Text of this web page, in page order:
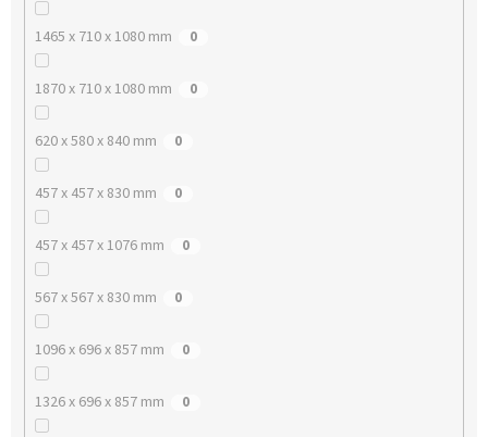
1465 x 710 x 1080 mm 0
1870 x 710 x 1080 mm 0
620 x 580 x 840 mm 0
457 x 457 x 830 mm 0
457 x 457 x 1076 mm 0
567 x 567 x 830 mm 0
1096 x 696 x 857 mm 0
1326 x 696 x 857 mm 0